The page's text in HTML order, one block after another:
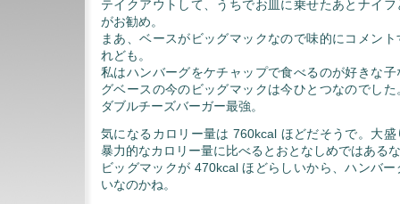
テイクアウトして、うちでお皿に乗せたあとナイ
がお勧め。
まあ、ベースがビッグマックなので味的にコメン
れども。
私はハンバーグをケチャップで食べるのが好きな
グベースの今のビッグマックは今ひとつなのでし
ダブルチーズバーガー最強。
気になるカロリー量は 760kcal ほどだそうで。大
暴力的なカロリー量に比べるとおとなしめではある
ビッグマックが 470kcal ほどらしいから、ハンバ
いなのかね。